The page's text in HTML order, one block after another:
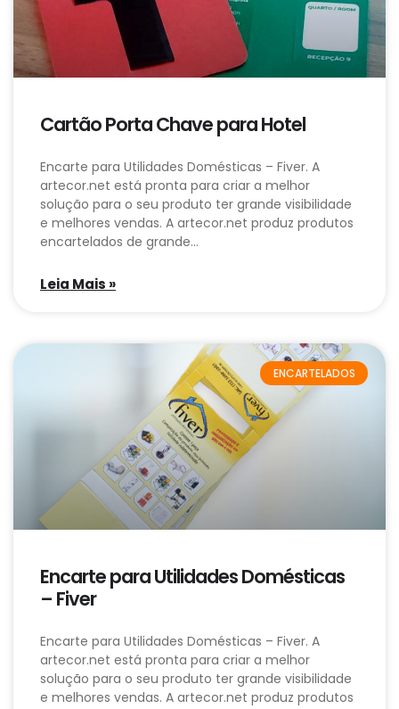
Cartão Porta Chave para Hotel
Encarte para Utilidades Domésticas – Fiver. A
artecor.net está pronta para criar a melhor
solução para o seu produto ter grande visibilidade
e melhores vendas. A artecor.net produz produtos
encartelados de grande…
Leia Mais »
ENCARTELADOS
Encarte para Utilidades Domésticas
– Fiver
Encarte para Utilidades Domésticas – Fiver. A
artecor.net está pronta para criar a melhor
solução para o seu produto ter grande visibilidade
e melhores vendas. A artecor.net produz produtos